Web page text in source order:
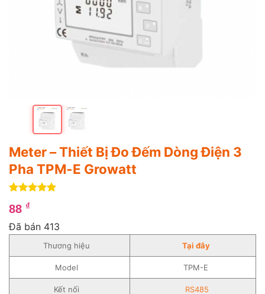
Meter – Thiết Bị Đo Đếm Dòng Điện 3
Pha TPM-E Growatt
trên 5
dựa trên
88 ₫
Đã bán 413
Thương hiệu Tại đây
Model TPM-E
Kết nối RS485